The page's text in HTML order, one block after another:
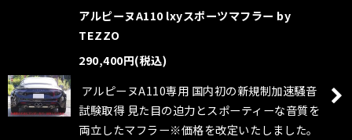
アルピーヌA110 lxyスポーツマフラー by
TEZZO
290,400円(税込)
アルピーヌA110専用 国内初の新規制加速騒音
試験取得 見た目の迫力とスポーティーな音質を
両立したマフラー※価格を改定いたしました。